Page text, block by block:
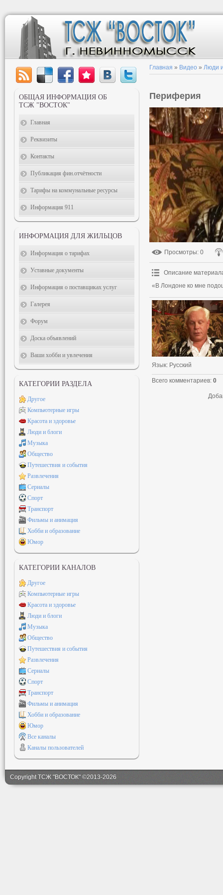
Главная » Видео » Люди
Периферия
Просмотры: 0
Описание
«В Лондоне ко мне
Язык: Русский
Всего комментариев: 0
ОБЩАЯ ИНФОРМАЦИЯ ОБ
ТСЖ "ВОСТОК"
Главная
Реквизиты
Контакты
Публикация фин.отчётности
Тарифы на коммунальные ресурсы
Информация 911
ИНФОРМАЦИЯ ДЛЯ ЖИЛЬЦОВ
Информация о тарифах
Уставные документы
Информация о поставщиках услуг
Галерея
Форум
Доска объявлений
Ваши хобби и увлечения
КАТЕГОРИИ РАЗДЕЛА
Другое
Компьютерные игры
Красота и здоровье
Люди и блоги
Музыка
Общество
Путешествия и события
Развлечения
Сериалы
Спорт
Транспорт
Фильмы и анимация
Хобби и образование
Юмор
КАТЕГОРИИ КАНАЛОВ
Другое
Компьютерные игры
Красота и здоровье
Люди и блоги
Музыка
Общество
Путешествия и события
Развлечения
Сериалы
Спорт
Транспорт
Фильмы и анимация
Хобби и образование
Юмор
Все каналы
Каналы пользователей
Copyright ТСЖ "ВОСТОК" ©2013-2026